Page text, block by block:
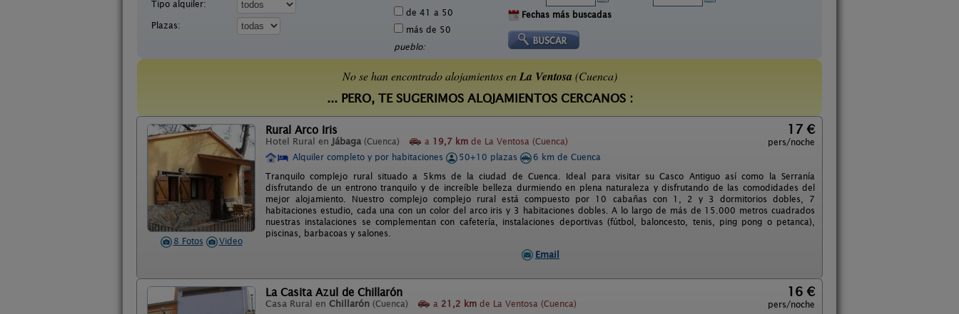
Tipo alquiler:
Plazas:
de 41 a 50
más de 50
pueblo:
Fechas más buscadas
No se han encontrado alojamientos enLa Ventosa (Cuenca)
... PERO, TE SUGERIMOS ALOJAMIENTOS CERCANOS :
8 Fotos Video
Rural Arco Iris
Hotel Rural enJábaga (Cuenca) a 19,7 km de La Ventosa (Cuenca)
17 €
pers/noche
Alquiler completo y por habitaciones
50+10 plazas
6 km de Cuenca
Tranquilo complejo rural situado a 5kms de la ciudad de Cuenca. Ideal para visitar su Casco Antiguo así como la Serranía
disfrutando de un entrono tranquilo y de increíble belleza durmiendo en plena naturaleza y disfrutando de las comodidades del
mejor alojamiento. Nuestro complejo complejo rural está compuesto por 10 cabañas con 1, 2 y 3 dormitorios dobles, 7
habitaciones estudio, cada una con un color del arco iris y 3 habitaciones dobles. A lo largo de más de 15.000 metros cuadrados
nuestras instalaciones se complementan con cafetería, instalaciones deportivas (fútbol, baloncesto, tenis, ping pong o petanca),
piscinas, barbacoas y salones.
Email
La Casita Azul de Chillarón
Casa Rural en Chillarón (Cuenca) a 21,2 km de La Ventosa (Cuenca)
16 €
pers/noche